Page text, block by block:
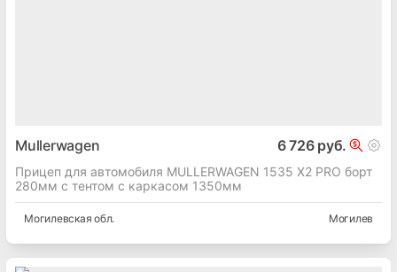
Mullerwagen 6 726 руб.
Прицеп для автомобиля MULLERWAGEN 1535 Х2 PRO борт
280мм с тентом с каркасом 1350мм
Могилевская обл. Могилев